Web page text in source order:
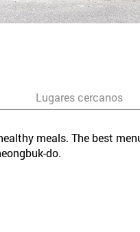
Lugares cercanos
meals. The best
do.